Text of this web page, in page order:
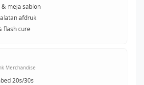
& meja sablon
afdruk
flash cure
Merchandise
20s/30s